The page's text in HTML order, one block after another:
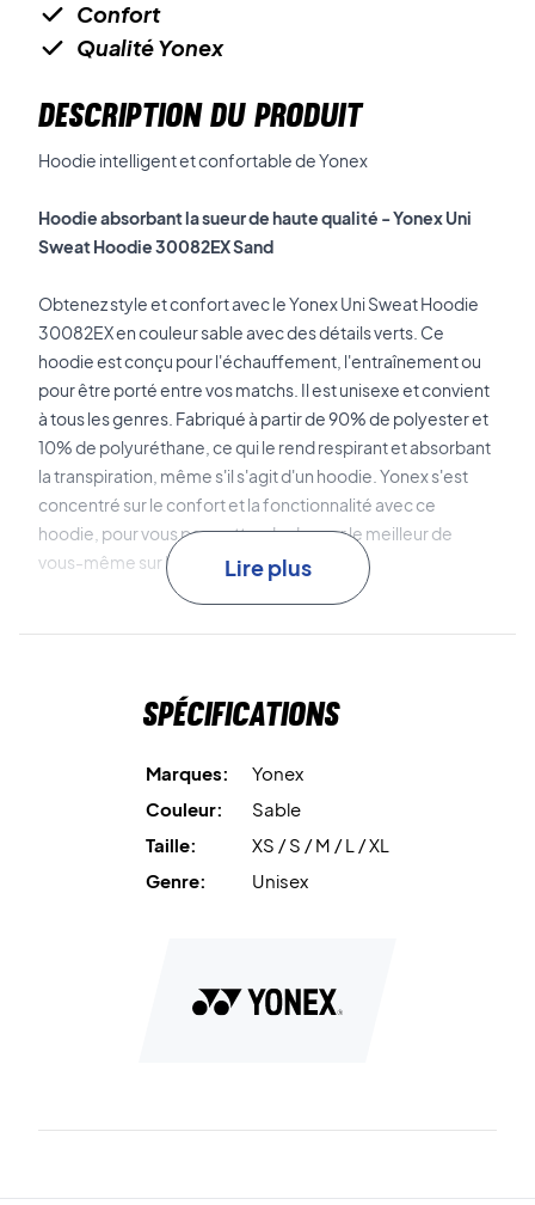
Confort
Qualité Yonex
DESCRIPTION DU PRODUIT
Hoodie intelligent et confortable de Yonex
Hoodie absorbant la sueur de haute qualité - Yonex Uni
Sweat Hoodie 30082EX Sand
Obtenez style et confort avec le Yonex Uni Sweat Hoodie
30082EX en couleur sable avec des détails verts. Ce
hoodie est conçu pour l'échauffement, l'entraînement ou
pour être porté entre vos matchs. Il est unisexe et convient
à tous les genres. Fabriqué à partir de 90% de polyester et
10% de polyuréthane, ce qui le rend respirant et absorbant
la transpiration, même s'il s'agit d'un hoodie. Yonex s'est
concentré sur le confort et la fonctionnalité avec ce
hoodie, pour vous permettre de donner le meilleur de
vous-même sur le terrain.
Sable avec des détails verts
90% Polyester, 10% Polyuréthane
Lire plus
Spécifications
Marques:
Yonex
Couleur:
Sable
Taille:
XS / S / M / L / XL
Genre:
Unisex